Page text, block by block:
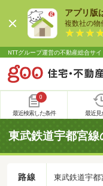
アプリ版
複数社の物
NTTグループ運営の不動産総合サ
0
最近検索した条件 最近見
東武鉄道宇都宮
路線 東武鉄道宇都